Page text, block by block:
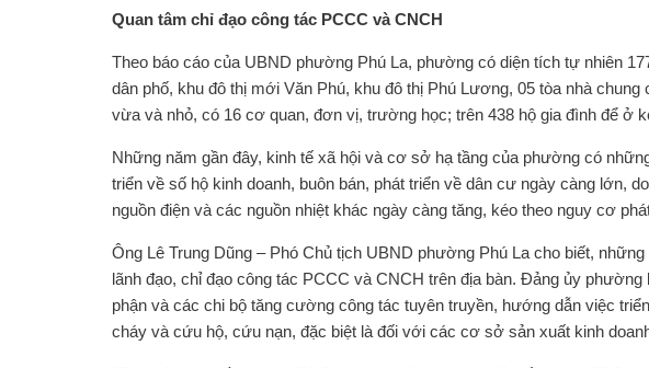
Quan tâm chỉ đạo công tác PCCC và CNCH
Theo báo cáo của UBND phường Phú La, phường có diện tích tự nhiên
dân phố, khu đô thị mới Văn Phú, khu đô thị Phú Lương, 05 tòa nhà
vừa và nhỏ, có 16 cơ quan, đơn vị, trường học; trên 438 hộ gia đình để ở
Những năm gần đây, kinh tế xã hội và cơ sở hạ tầng của phường có
triển về số hộ kinh doanh, buôn bán, phát triển về dân cư ngày càng lớn,
nguồn điện và các nguồn nhiệt khác ngày càng tăng, kéo theo nguy cơ
Ông Lê Trung Dũng – Phó Chủ tịch UBND phường Phú La cho biết,
lãnh đạo, chỉ đạo công tác PCCC và CNCH trên địa bàn. Đảng ủy
phận và các chi bộ tăng cường công tác tuyên truyền, hướng dẫn việc
cháy và cứu hộ, cứu nạn, đặc biệt là đối với các cơ sở sản xuất kinh